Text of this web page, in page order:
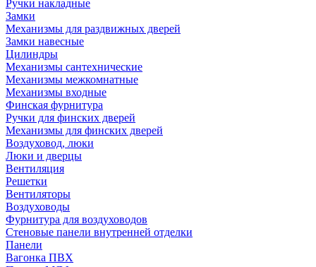
Ручки накладные
Замки
Механизмы для раздвижных дверей
Замки навесные
Цилиндры
Механизмы сантехнические
Механизмы межкомнатные
Механизмы входные
Финская фурнитура
Ручки для финских дверей
Механизмы для финских дверей
Воздуховод, люки
Люки и дверцы
Вентиляция
Решетки
Вентиляторы
Воздуховоды
Фурнитура для воздуховодов
Стеновые панели внутренней отделки
Панели
Вагонка ПВХ